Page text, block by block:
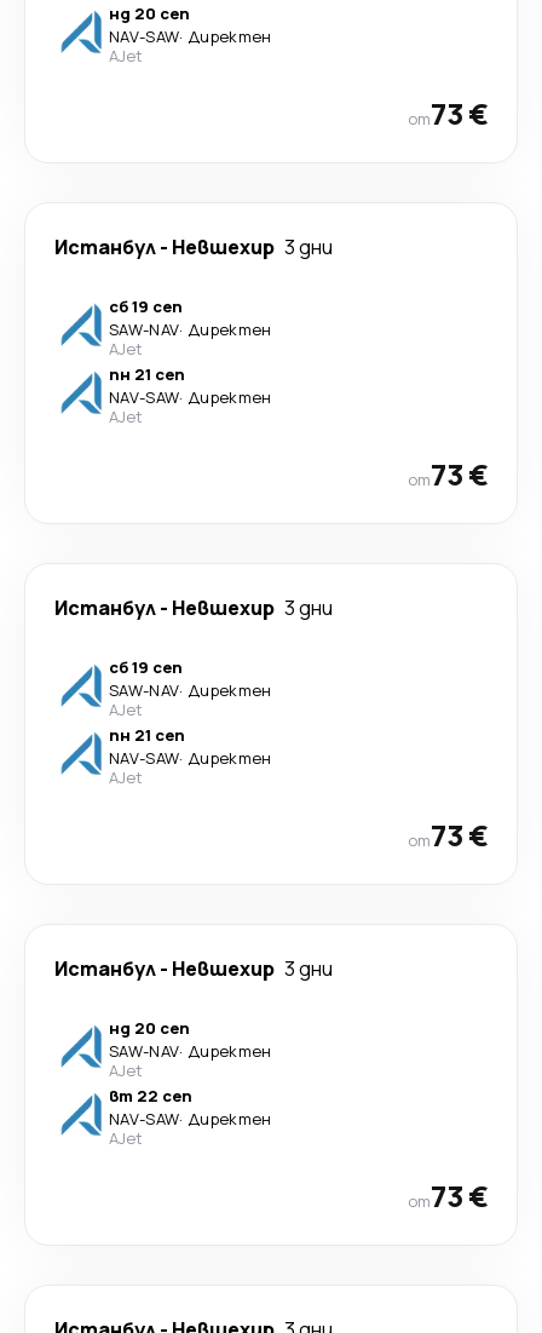
нд 20 сеп
NAV-SAW· Директен
AJet
от73 €
Истанбул- Невшехир 3 дни
сб 19 сеп
SAW-NAV· Директен
AJet
пн 21 сеп
NAV-SAW· Директен
AJet
от73 €
Истанбул- Невшехир 3 дни
сб 19 сеп
SAW-NAV· Директен
AJet
пн 21 сеп
NAV-SAW· Директен
AJet
от73 €
Истанбул- Невшехир 3 дни
нд 20 сеп
SAW-NAV· Директен
AJet
вт 22 сеп
NAV-SAW· Директен
AJet
от73 €